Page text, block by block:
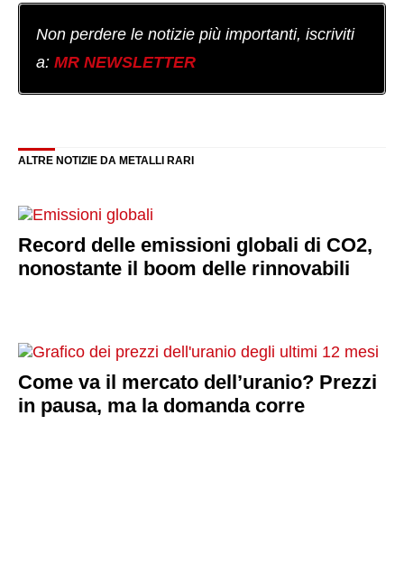
Non perdere le notizie più importanti, iscriviti
a: MR NEWSLETTER
ALTRE NOTIZIE DA METALLI RARI
Record delle emissioni globali di CO2,
nonostante il boom delle rinnovabili
Come va il mercato dell’uranio? Prezzi
in pausa, ma la domanda corre